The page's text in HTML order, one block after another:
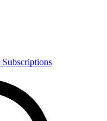
Subscriptions